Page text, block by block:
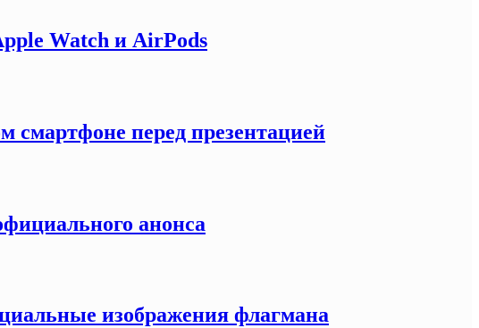
Watch и AirPods
смартфоне перед презентацией
анонса
изображения флагмана